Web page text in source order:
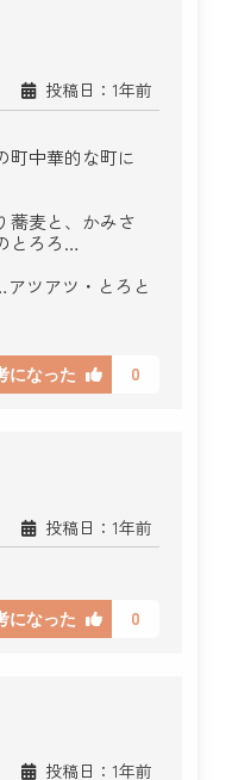
投稿日：1年前
町中華的な町に
蕎麦と、かみさ
とろろ…
ツアツ・とろと
になった 0
投稿日：1年前
になった 0
投稿日：1年前